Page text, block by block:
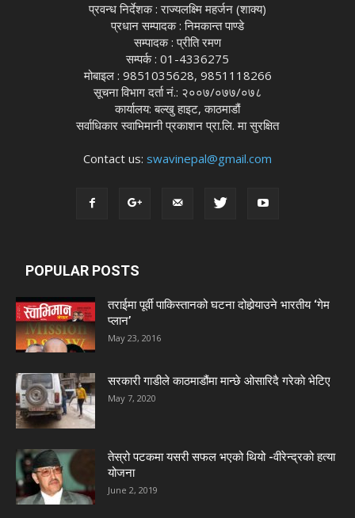
प्रवन्ध निर्देशक : राज्यलक्ष्मि महर्जन (शाक्य)
प्रधान सम्पादक : निमकान्त पाण्डे
सम्पादक : प्रीति रमण
सम्पर्क : 01-4336275
मोबाइल : 9851035628, 9851118266
सूचना विभाग दर्ता नं.: २००७/०७७/०७८
कार्यालय: बल्खु हाइट, काठमाडौं
सर्वाधिकार स्वाभिमानी प्रकाशन प्रा.लि. मा सुरक्षित
Contact us: swavinepal@gmail.com
POPULAR POSTS
तराईमा पूर्वी पाकिस्तानको घटना दोहोर्‍याउने भारतीय ‘गेम
प्लान’
May 23, 2016
सरकारी गाडीले काठमाडौंमा मान्छे ओसारिदै गरेकाे भेटिए
May 7, 2020
तेस्रो पटकमा यसरी सफल भएको थियो -वीरेन्द्रको हत्या
योजना
June 2, 2019